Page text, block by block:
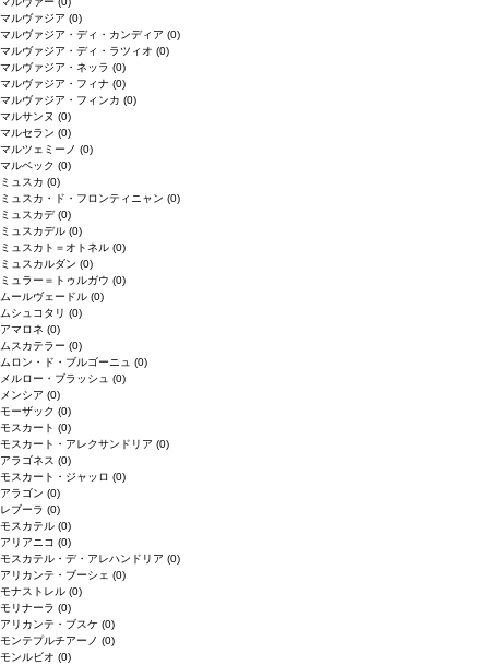
マルヴァジア (0)
マルヴァジア・ディ・カンディア (0)
マルヴァジア・ディ・ラツィオ (0)
マルヴァジア・ネッラ (0)
マルヴァジア・フィナ (0)
マルヴァジア・フィンカ (0)
マルサンヌ (0)
マルセラン (0)
マルツェミーノ (0)
マルベック (0)
ミュスカ (0)
ミュスカ・ド・フロンティニャン (0)
ミュスカデ(0)
ミュスカデル (0)
ミュスカト＝オトネル (0)
ミュスカルダン (0)
ミュラー＝トゥルガウ (0)
ムールヴェードル (0)
ムシュコタリ (0)
アマロネ (0)
ムスカテラー (0)
ムロン・ド・ブルゴーニュ (0)
メルロー・ブラッシュ (0)
メンシア (0)
モーザック (0)
モスカート (0)
モスカート・アレクサンドリア (0)
アラゴネス (0)
モスカート・ジャッロ (0)
アラゴン (0)
レブーラ (0)
モスカテル (0)
アリアニコ (0)
モスカテル・デ・アレハンドリア (0)
アリカンテ・ブーシェ (0)
モナストレル (0)
モリナーラ (0)
アリカンテ・ブスケ (0)
モンテプルチアーノ (0)
モンルビオ (0)